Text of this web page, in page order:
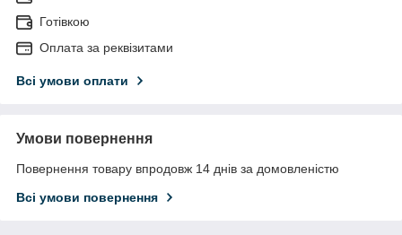
Готівкою
Оплата за реквізитами
Всі умови оплати
Умови повернення
Повернення товару впродовж 14 днів за домовленістю
Всі умови повернення